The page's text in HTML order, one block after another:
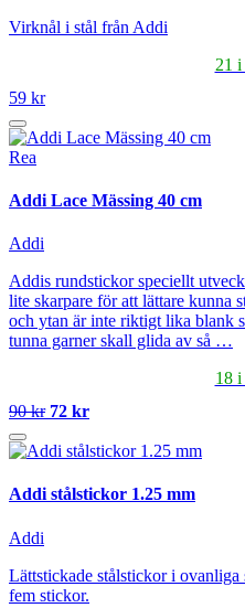
Virknål i stål från Addi
21 i
59 kr
Rea
Addi Lace Mässing 40 cm
Addi
Addis rundstickor speciellt
lite skarpare för att lättare kunna
och ytan är inte riktigt lika blank
tunna garner skall glida av så …
18 i
90 kr 72 kr
Addi stålstickor 1.25 mm
Addi
Lättstickade stålstickor i
fem stickor.